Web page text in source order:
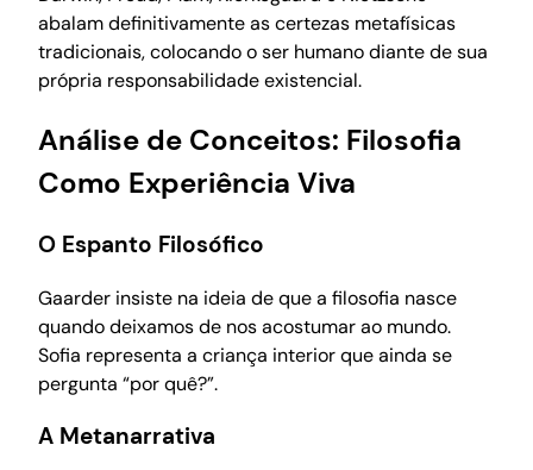
abalam definitivamente as certezas metafísicas
tradicionais, colocando o ser humano diante de sua
própria responsabilidade existencial.
Análise de Conceitos: Filosofia
Como Experiência Viva
O Espanto Filosófico
Gaarder insiste na ideia de que a filosofia nasce
quando deixamos de nos acostumar ao mundo.
Sofia representa a criança interior que ainda se
pergunta “por quê?”.
A Metanarrativa